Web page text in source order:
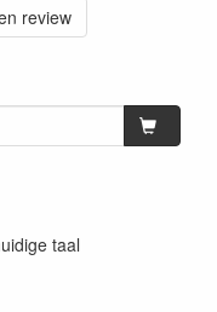
review
taal